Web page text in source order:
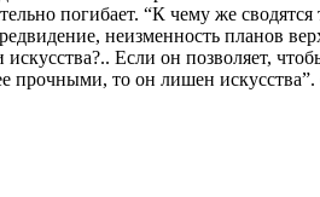
погибает. “К чему же
неизменность планов
Если он позволяет,
прочными, то он лишен